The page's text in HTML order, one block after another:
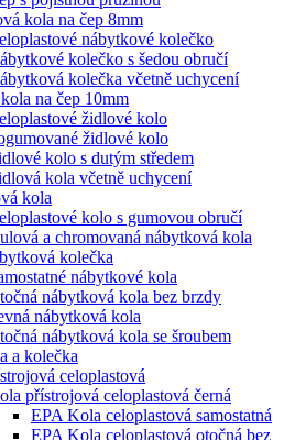
kola na čep 8mm
nábytkové kolečko
kolečko s šedou obručí
kolečka včetně uchycení
na čep 10mm
židlové kolo
židlové kolo
kolo s dutým středem
kola včetně uchycení
kola
kolo s gumovou obručí
a chromovaná nábytková kola
kolečka
nábytkové kola
nábytková kola bez brzdy
nábytková kola
nábytková kola se šroubem
a kolečka
celoplastová
přístrojová celoplastová černá
EPA Kola celoplastová samostatná
EPA Kola celoplastová otočná bez